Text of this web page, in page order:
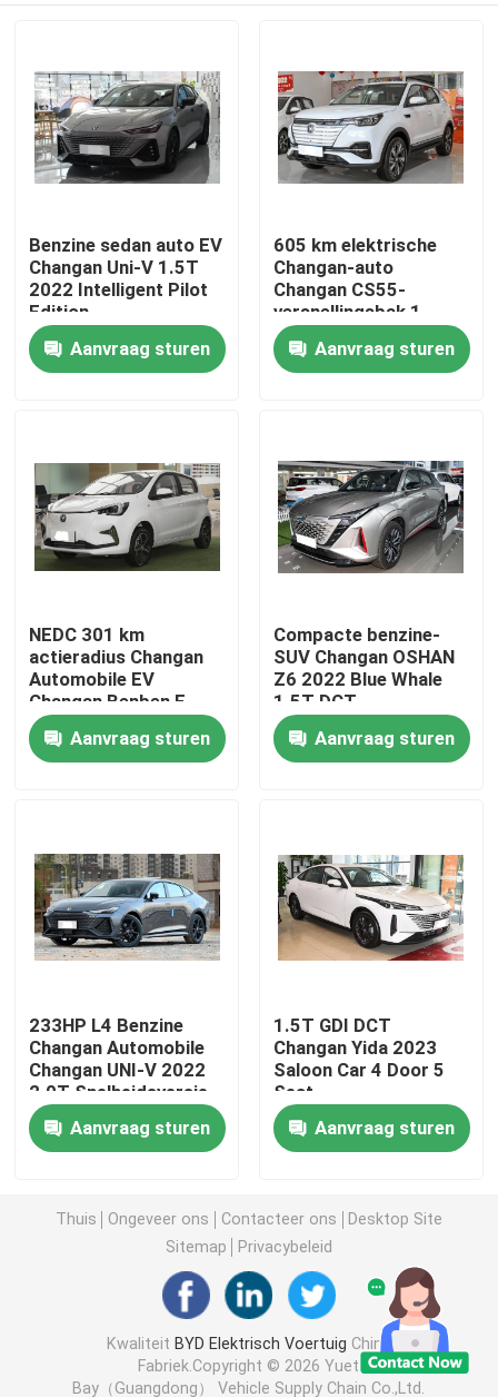
Thuis
Producten
Over ons
Fabriekstocht
Neem contact met ons op
Vraag een offerte
Toyota hybride voertuig
Haval-voertuig
Geely voertuig
Hyundai-voertuigen
Automobiele EV
Voertuigen op benzine
Toyota benzine auto
Benzine sedan auto EV
Changan Uni-V 1.5T
2022 Intelligent Pilot
Edition
Aanvraag sturen
605 km elektrische
Changan-auto
Changan CS55-
versnellingsbak 1
vaste
overbrengingsverhouding
SUV EV
Aanvraag sturen
NEDC 301 km
actieradius Changan
Automobile EV
Changan Benben E-
Star 2022
Aanvraag sturen
Compacte benzine-
SUV Changan OSHAN
Z6 2022 Blue Whale
1.5T DCT
Aanvraag sturen
233HP L4 Benzine
Changan Automobile
Changan UNI-V 2022
2.0T Snelheidsversie
Aanvraag sturen
1.5T GDI DCT
Changan Yida 2023
Saloon Car 4 Door 5
Seat
Aanvraag sturen
Thuis Ongeveer ons Contacteer ons
Desktop Site
Sitemap
Privacybeleid
Kwaliteit BYD Elektrisch Voertuig China
Fabriek.Copyright © 2026 Yuet
Bay（Guangdong） Vehicle Supply Chain Co.,Ltd.